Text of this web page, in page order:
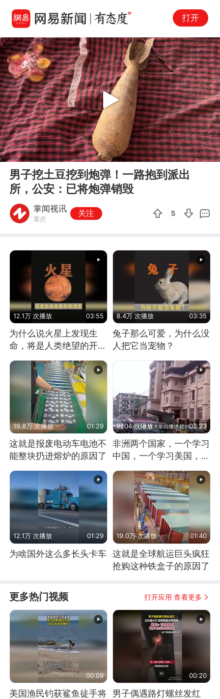
打开
00:00 00:35
Play
男子挖土豆挖到炮弹！一路抱到派出
所，公安：已将炮弹销毁
掌闻视讯
重庆
关注 5
12.1万 次播放 03:55
为什么说火星上发现生
命，将是人类绝望的开
始？
8.4万 次播放 03:35
兔子那么可爱，为什么没
人把它当宠物？
19.8万 次播放 01:29
这就是报废电动车电池不
能整块扔进熔炉的原因了
9204 次播放 03:23
非洲两个国家，一个学习
中国，一个学习美国，结
12.1万 次播放 01:29
为啥国外这么多长头卡车
19.0万 次播放 01:40
这就是全球航运巨头疯狂
抢购这种铁盒子的原因了
更多热门视频 打开应用 查看更多
00:09
美国渔民钓获鲨鱼徒手将
00:20
男子偶遇路灯螺丝发红